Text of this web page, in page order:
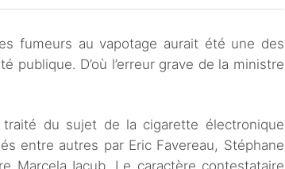
fumeurs au vapotage aurait été une des
publique. D’où l’erreur grave de la ministre
du sujet de la cigarette électronique
entre autres par Eric Favereau, Stéphane
Marcela Iacub. Le caractère contestataire